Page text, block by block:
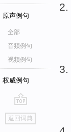
原声例句
全部
音频例句
视频例句
权威例句
go
top
返回词典